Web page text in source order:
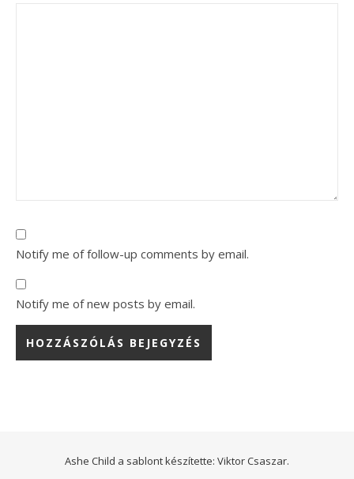
Notify me of follow-up comments by email.
Notify me of new posts by email.
Ashe Child a sablont készítette: Viktor Csaszar.